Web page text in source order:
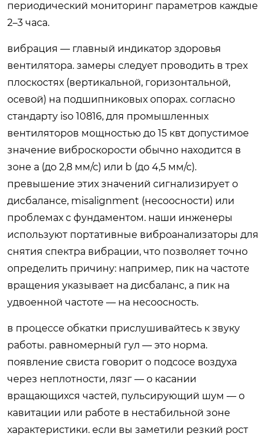
периодический мониторинг параметров каждые
2–3 часа.
вибрация — главный индикатор здоровья
вентилятора. замеры следует проводить в трех
плоскостях (вертикальной, горизонтальной,
осевой) на подшипниковых опорах. согласно
стандарту iso 10816, для промышленных
вентиляторов мощностью до 15 квт допустимое
значение виброскорости обычно находится в
зоне a (до 2,8 мм/с) или b (до 4,5 мм/с).
превышение этих значений сигнализирует о
дисбалансе, misalignment (несоосности) или
проблемах с фундаментом. наши инженеры
используют портативные виброанализаторы для
снятия спектра вибрации, что позволяет точно
определить причину: например, пик на частоте
вращения указывает на дисбаланс, а пик на
удвоенной частоте — на несоосность.
в процессе обкатки прислушивайтесь к звуку
работы. равномерный гул — это норма.
появление свиста говорит о подсосе воздуха
через неплотности, лязг — о касании
вращающихся частей, пульсирующий шум — о
кавитации или работе в нестабильной зоне
характеристики. если вы заметили резкий рост